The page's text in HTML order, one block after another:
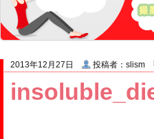
2013年12月27日 投稿者：slism